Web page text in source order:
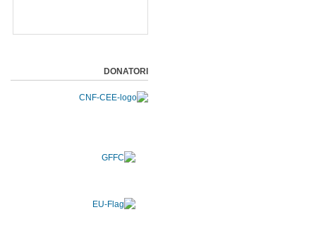
DONATORI